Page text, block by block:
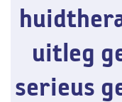
uitleg
serieus